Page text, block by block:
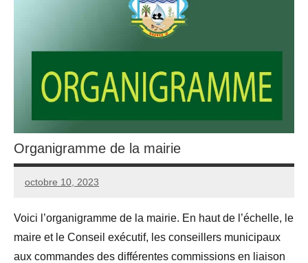
Organigramme de la mairie
octobre 10, 2023
Yoto
Aucun
Voici l’organigramme de la mairie. En haut de l’échelle, le
maire et le Conseil exécutif, les conseillers municipaux
aux commandes des différentes commissions en liaison